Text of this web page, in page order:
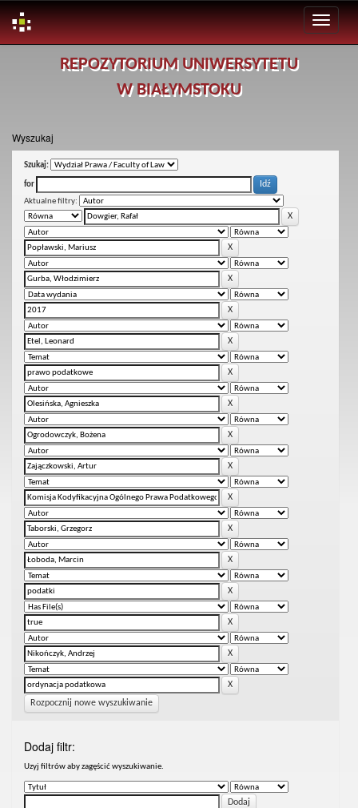
REPOZYTORIUM UNIWERSYTETU
W BIAŁYMSTOKU
Wyszukaj
Szukaj:
for
Aktualne filtry:
Rozpocznij nowe wyszukiwanie
Dodaj filtr:
Uzyj filtrów aby zagęścić wyszukiwanie.